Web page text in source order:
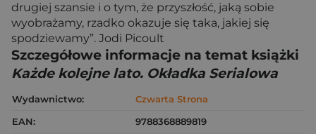
drugiej szansie i o tym, że przyszłość, jaką sobie
wyobrażamy, rzadko okazuje się taka, jakiej się
spodziewamy”. Jodi Picoult
Szczegółowe informacje na temat książki
Każde kolejne lato. Okładka Serialowa
Wydawnictwo:
Czwarta Strona
EAN:
9788368889819